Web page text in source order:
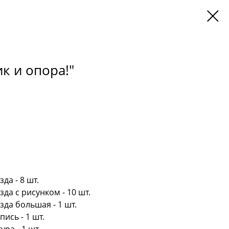
и опора!"
- 8 шт.
с рисунком - 10 шт.
большая - 1 шт.
- 1 шт.